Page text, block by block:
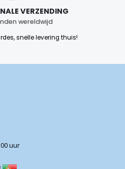
VERZENDING
wereldwijd
snelle levering thuis!
uur